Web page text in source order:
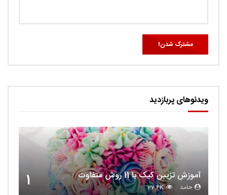
ویدئوهای پربازدید
1 آموزش تزیین کیک با 11 روش متفاوت
حامد 27.6K